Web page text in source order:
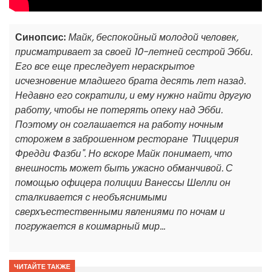
Синопсис:Майк, беспокойный молодой человек,
присматривает за своей 10-летней сестрой Эбби.
Его все еще преследует нераскрытое
исчезновение младшего брата десять лет назад.
Недавно его сократили, и ему нужно найти другую
работу, чтобы не потерять опеку над Эбби.
Поэтому он соглашается на работу ночным
сторожем в заброшенном ресторане "Пиццерия
Фредди Фазби". Но вскоре Майк понимает, что
внешность может быть ужасно обманчивой. С
помощью офицера полиции Ванессы Шелли он
сталкивается с необъяснимыми
сверхъестественными явлениями по ночам и
погружается в кошмарный мир...
ЧИТАЙТЕ ТАКЖЕ